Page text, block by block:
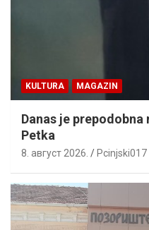
KULTURA MAGAZIN
Danas je
Petka
8. август 2026. Pcinjski017